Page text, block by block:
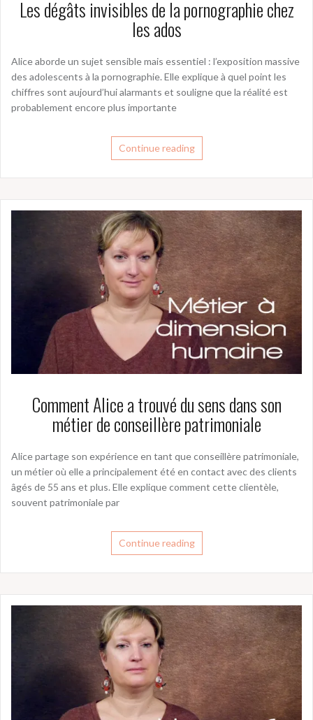
Les dégâts invisibles de la pornographie chez
les ados
Alice aborde un sujet sensible mais essentiel : l’exposition massive
des adolescents à la pornographie. Elle explique à quel point les
chiffres sont aujourd’hui alarmants et souligne que la réalité est
probablement encore plus importante
Continue reading
Comment Alice a trouvé du sens dans son
métier de conseillère patrimoniale
Alice partage son expérience en tant que conseillère patrimoniale,
un métier où elle a principalement été en contact avec des clients
âgés de 55 ans et plus. Elle explique comment cette clientèle,
souvent patrimoniale par
Continue reading